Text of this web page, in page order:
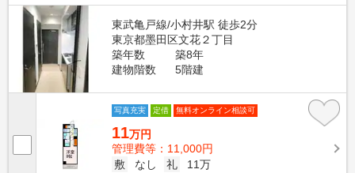
東武亀戸線/小村井駅 徒歩2分
東京都墨田区文花２丁目
築年数
築8年
建物階数
5階建
写真充実 定借 無料オンライン相談可
11万円
管理費等：11,000円
敷
なし 礼
11万